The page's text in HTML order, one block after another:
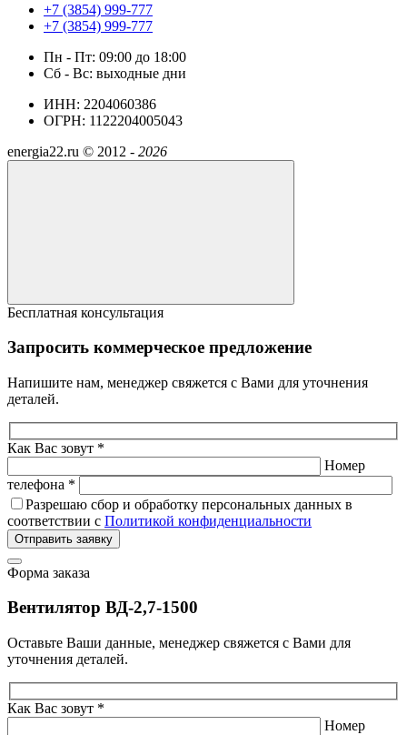
+7 (3854) 999-777
+7 (3854) 999-777
Пн - Пт: 09:00 до 18:00
Сб - Вс: выходные дни
ИНН: 2204060386
ОГРН: 1122204005043
energia22.ru © 2012 - 2026
Бесплатная консультация
Запросить коммерческое предложение
Напишите нам, менеджер свяжется с Вами для уточнения
деталей.
Как Вас зовут *
Номер
телефона *
Разрешаю сбор и обработку персональных данных в
соответствии с Политикой конфиденциальности
Отправить заявку
Форма заказа
Вентилятор ВД-2,7-1500
Оставьте Ваши данные, менеджер свяжется с Вами для
уточнения деталей.
Как Вас зовут *
Номер